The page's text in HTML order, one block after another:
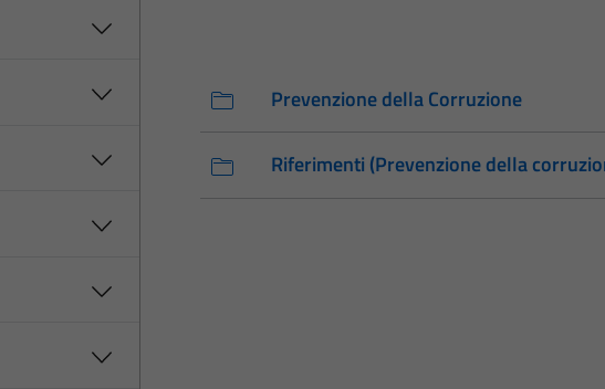
Prevenzione della Corruzione
Riferimenti (Prevenzione della